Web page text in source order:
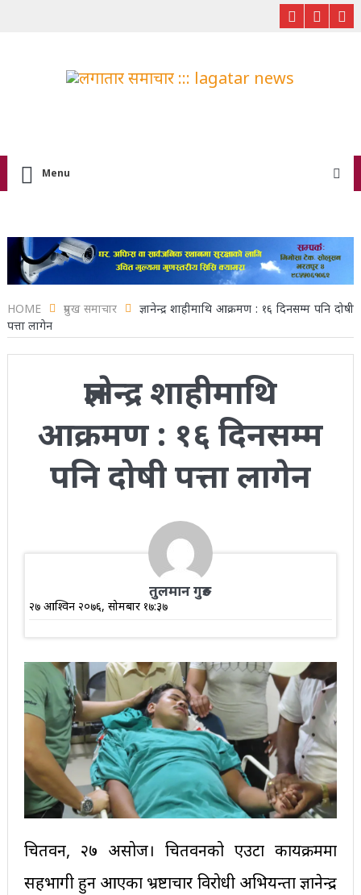
Menu
HOME प्रमुख समाचार
ज्ञानेन्द्र शाहीमाथि आक्रमण : १६ दिनसम्म पनि दोषी
पत्ता लागेन
ज्ञानेन्द्र शाहीमाथि
आक्रमण : १६ दिनसम्म
पनि दोषी पत्ता लागेन
तुलमान गुरुङ
२७ आश्विन २०७६, सोमबार १७:३७
चितवन, २७ असोज। चितवनको एउटा कार्यक्रममा
सहभागी हुन आएका भ्रष्टाचार विरोधी अभियन्ता ज्ञानेन्द्र